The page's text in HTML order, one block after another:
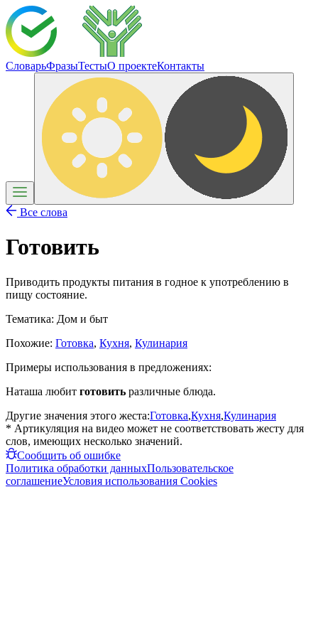
СловарьФразыТестыО проектеКонтакты
Все слова
Готовить
Приводить продукты питания в годное к употреблению в
пищу состояние.
Тематика: Дом и быт
Похожие: Готовка, Кухня, Кулинария
Примеры использования в предложениях:
Наташа любит готовить различные блюда.
Другие значения этого жеста:Готовка,Кухня,Кулинария
* Артикуляция на видео может не соответствовать жесту для
слов, имеющих несколько значений.
Сообщить об ошибке
Политика обработки данныхПользовательское
соглашениеУсловия использования Cookies